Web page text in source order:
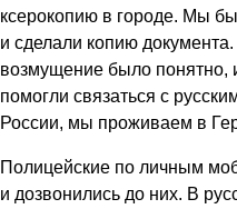
ксерокопию в городе. Мы
и сделали копию
возмущение было понятно,
помогли связаться с
России, мы проживаем в
Полицейские по личным
и дозвонились до них. В